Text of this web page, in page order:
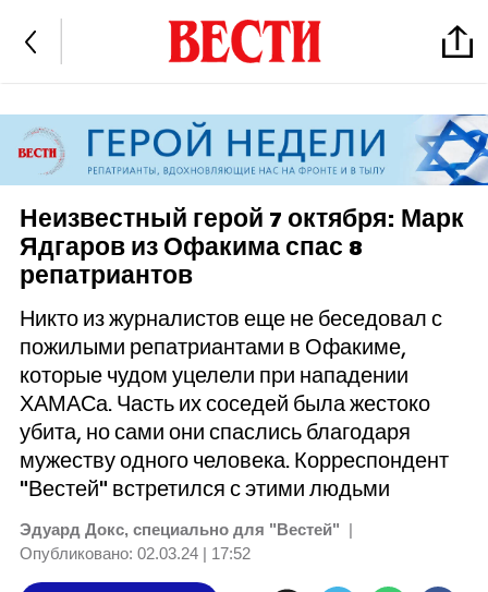
Неизвестный герой 7 октября: Марк
Ядгаров из Офакима спас 8
репатриантов
Никто из журналистов еще не беседовал с
пожилыми репатриантами в Офакиме,
которые чудом уцелели при нападении
ХАМАСа. Часть их соседей была жестоко
убита, но сами они спаслись благодаря
мужеству одного человека. Корреспондент
"Вестей" встретился с этими людьми
Эдуард Докс, специально для "Вестей" |
Опубликовано: 02.03.24 | 17:52